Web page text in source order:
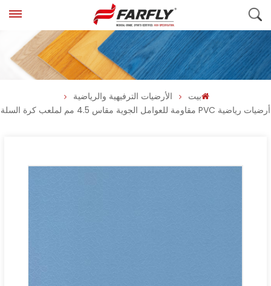
بيت
الأرضيات الترفيهية والرياضية
أرضيات رياضية PVC مقاومة للعوامل الجوية مقاس 4.5 مم لملعب كرة السلة